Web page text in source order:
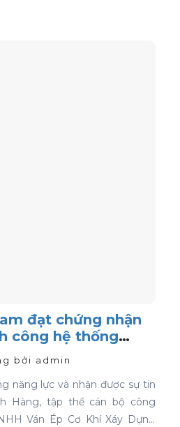
đạt chứng nhận
công hệ thống
ISO 9001:2015
bởi admin
năng lực và nhận được sự tin
Hàng, tập thể cán bộ công
Ván Ép Cơ Khí Xáy Dựng